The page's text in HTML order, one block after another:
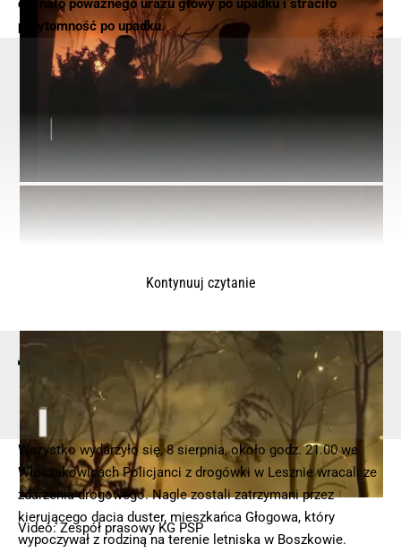
Video: Zespół prasowy KG PSP
doznało poważnego urazu głowy po upadku i straciło
przytomność po upadku.
Wszystko wydarzyło się, 8 sierpnia, około godz. 21.00 we
Włoszakowicach Policjanci z drogówki w Lesznie wracali ze
zdarzenia drogowego. Nagle zostali zatrzymani przez
kierującego dacia duster, mieszkańca Głogowa, który
wypoczywał z rodziną na terenie letniska w Boszkowie.
Kontynuuj czytanie
© 2025 – Wielkopolska 112, Wszelkie prawa zastrzeżone | hvln.pl